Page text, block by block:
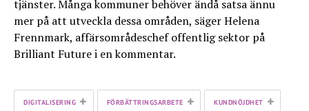
tjänster. Många kommuner behöver ändå satsa ännu
mer på att utveckla dessa områden, säger Helena
Frennmark, affärsområdeschef offentlig sektor på
Brilliant Future i en kommentar.
DIGITALISERING + FÖRBÄTTRINGSARBETE + KUNDNÖJDHET +